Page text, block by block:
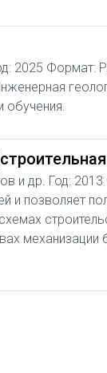
2025 Формат:
обучения.
и др. Год:
и позволяет
механизации